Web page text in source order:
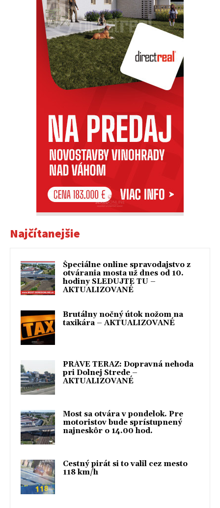
Najčítanejšie
Špeciálne online spravodajstvo z
otvárania mosta už dnes od 10.
hodiny SLEDUJTE TU –
AKTUALIZOVANÉ
Brutálny nočný útok nožom na
taxikára – AKTUALIZOVANÉ
PRÁVE TERAZ: Dopravná nehoda
pri Dolnej Strede –
AKTUALIZOVANÉ
Most sa otvára v pondelok. Pre
motoristov bude sprístupnený
najneskôr o 14.00 hod.
Cestný pirát si to valil cez mesto
118 km/h